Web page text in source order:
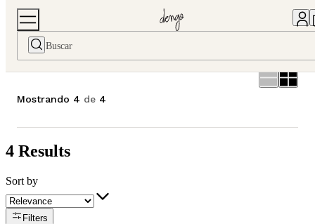
Pepitas e Drágeas
Pepitas e Drágeas
Mostrando 4 de 4
4 Results
Sort by
Filters